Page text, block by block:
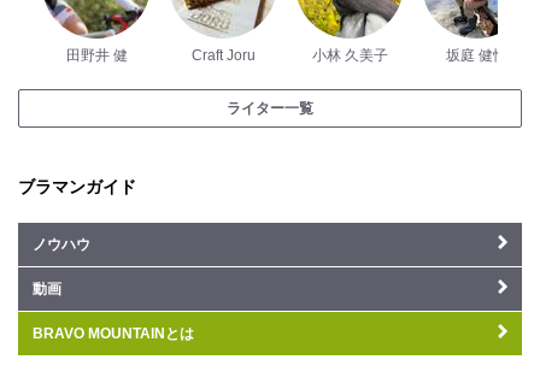
田野井 健 Craft Joru 小林 久美子 坂庭 健悟
ライター一覧
ブラマンガイド
ノウハウ
動画
BRAVO MOUNTAINとは